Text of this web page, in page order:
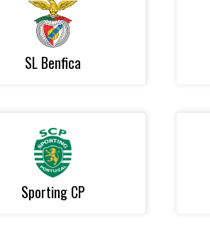
SL Benfica
Sporting CP